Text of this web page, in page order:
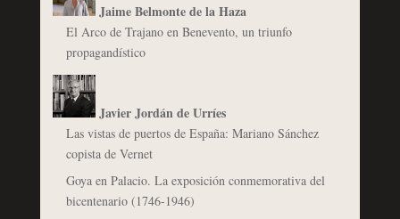
Jaime Belmonte de la Haza
El Arco de Trajano en Benevento, un triunfo
propagandístico
Javier Jordán de Urríes
Las vistas de puertos de España: Mariano Sánchez
copista de Vernet
Goya en Palacio. La exposición conmemorativa del
bicentenario (1746-1946)